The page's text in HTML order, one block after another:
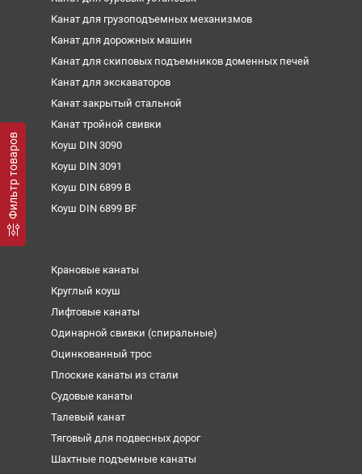
Фильтр товаров
Канат для грузоподъемных механизмов
Канат для дорожных машин
Канат для скиповых подъемников доменных печей
Канат для экскаваторов
Канат закрытый стальной
Канат тройной свивки
Коуш DIN 3090
Коуш DIN 3091
Коуш DIN 6899 B
Коуш DIN 6899 BF
Крановые канаты
Круглый коуш
Лифтовые канаты
Одинарной свивки (спиральные)
Оцинкованный трос
Плоские канаты из стали
Судовые канаты
Талевый канат
Тяговый для подвесных дорог
Шахтные подъемные канаты